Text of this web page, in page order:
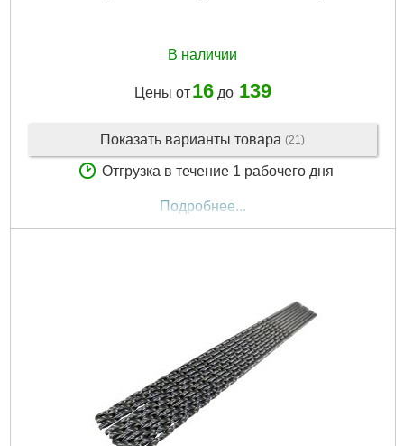
В наличии
Цены от 16до 139
Показать варианты товара (21)
Отгрузка в течение 1 рабочего дня
Подробнее...